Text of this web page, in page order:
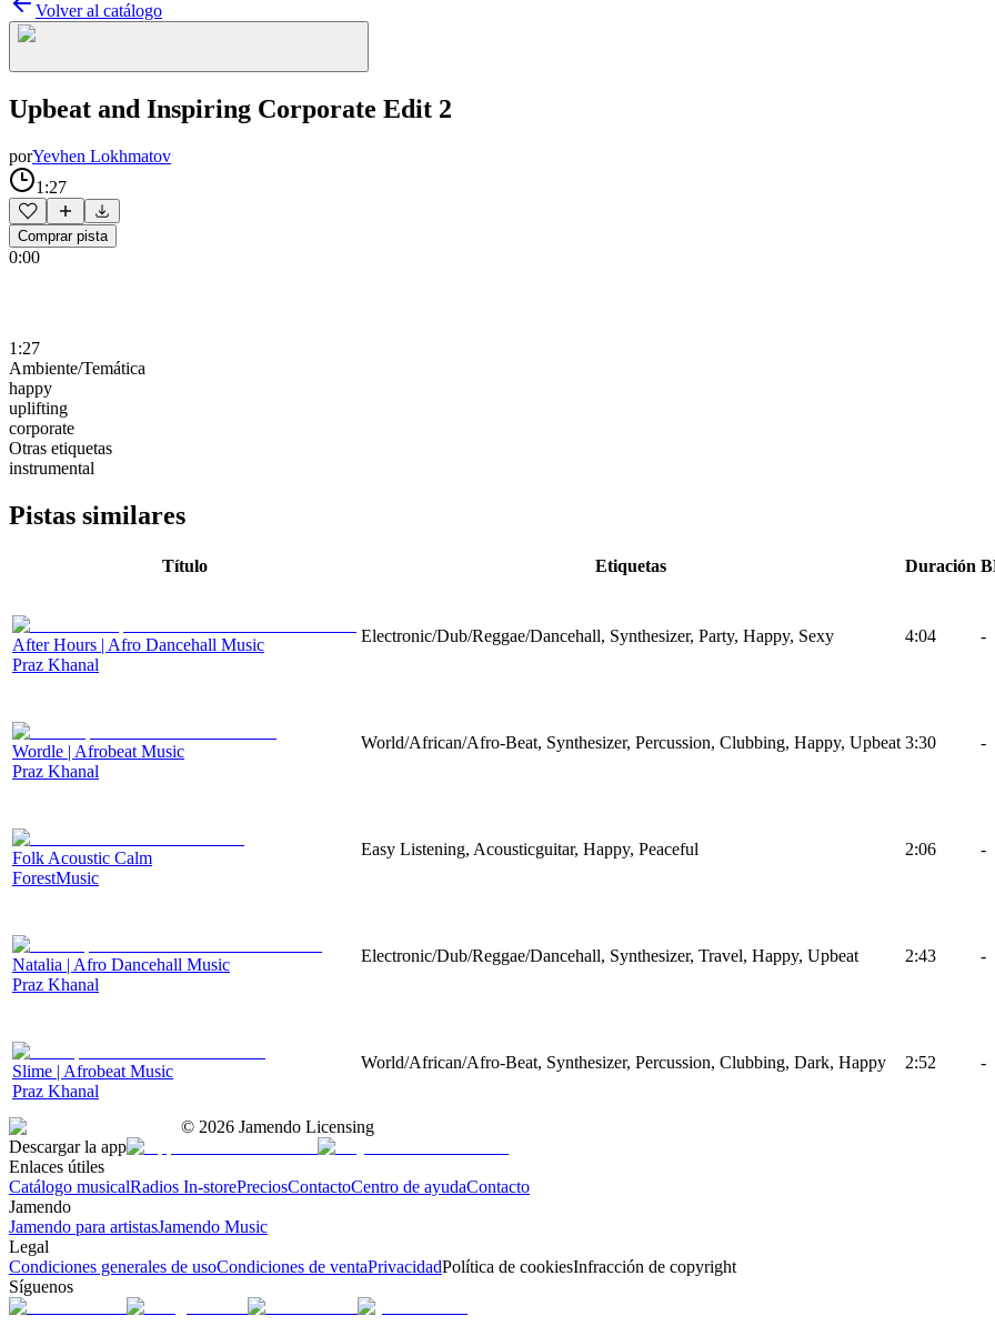
Volver al catálogo
Upbeat and Inspiring Corporate Edit 2
porYevhen Lokhmatov
1:27
Comprar pista
0:00
1:27
Ambiente/Temática
happy
uplifting
corporate
Otras etiquetas
instrumental
Pistas similares
Título Etiquetas Duración
After Hours | Afro Dancehall Music
Praz Khanal
Electronic/Dub/Reggae/Dancehall, Synthesizer, Party, Happy, Sexy 4:04 -
Wordle | Afrobeat Music
Praz Khanal
World/African/Afro-Beat, Synthesizer, Percussion, Clubbing, Happy, Upbeat 3:30 -
Folk Acoustic Calm
ForestMusic
Easy Listening, Acousticguitar, Happy, Peaceful 2:06 -
Natalia | Afro Dancehall Music
Praz Khanal
Electronic/Dub/Reggae/Dancehall, Synthesizer, Travel, Happy, Upbeat 2:43 -
Slime | Afrobeat Music
Praz Khanal
World/African/Afro-Beat, Synthesizer, Percussion, Clubbing, Dark, Happy 2:52 -
© 2026 Jamendo Licensing
Descargar la app
Enlaces útiles
Catálogo musicalRadios In-storePreciosContactoCentro de ayudaContacto
Jamendo
Jamendo para artistasJamendo Music
Legal
Condiciones generales de usoCondiciones de ventaPrivacidadPolítica de cookiesInfracción de copyright
Síguenos